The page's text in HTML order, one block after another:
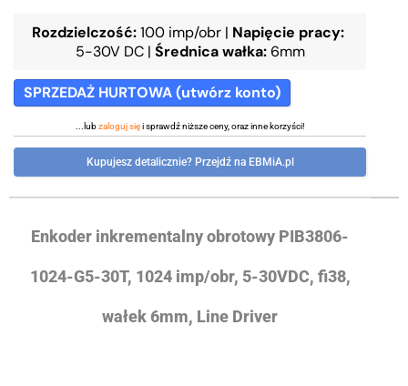
Rozdzielczość:100 imp/obr | Napięcie pracy:
5-30V DC | Średnica wałka: 6mm
SPRZEDAŻ HURTOWA (utwórz konto)
...lubzaloguj sięi sprawdź niższe ceny, oraz inne korzyści!
Kupujesz detalicznie? Przejdź na EBMiA.pl
Enkoder inkrementalny obrotowy PIB3806-
1024-G5-30T, 1024 imp/obr, 5-30VDC, fi38,
wałek 6mm, Line Driver